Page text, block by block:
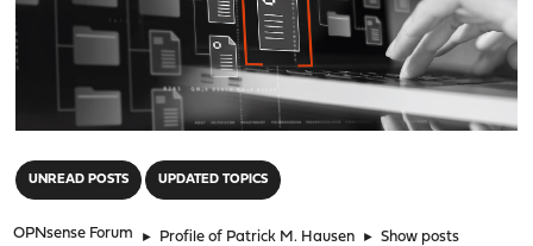
UNREAD POSTS UPDATED TOPICS
OPNsense Forum ► Profile of Patrick M. Hausen ► Show posts